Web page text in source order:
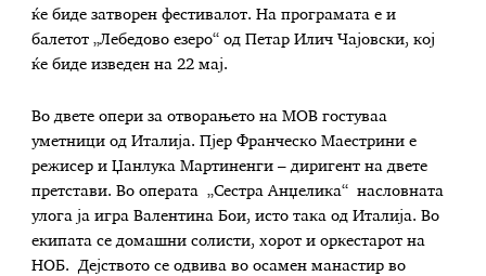
ќе биде затворен фестивалот. На програмата е и
балетот „Лебедово езеро“ од Петар Илич Чајовски, кој
ќе биде изведен на 22 мај.
Во двете опери за отворањето на МОВ гостуваа
уметници од Италија. Пјер Франческо Маестрини е
режисер и Џанлука Мартиненги – диригент на двете
претстави. Во операта „Сестра Анџелика“ насловната
улога ја игра Валентина Бои, исто така од Италија. Во
екипата се домашни солисти, хорот и оркестарот на
НОБ. Дејството се одвива во осамен манастир во